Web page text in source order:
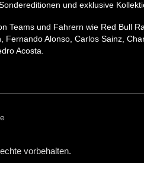
und exklusive
Teams und Fahrern wie Red Bull
Alonso, Carlos Sainz,
Acosta.
vorbehalten.